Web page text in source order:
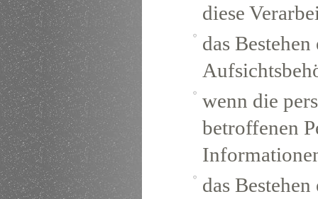
diese
das
wenn die
betroffenen
das